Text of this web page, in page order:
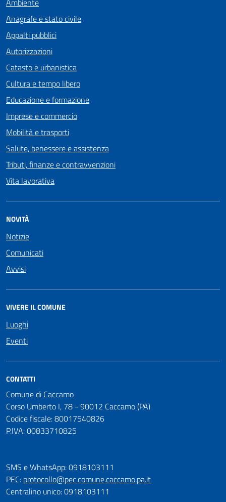
Ambiente
Anagrafe e stato civile
Appalti pubblici
Autorizzazioni
Catasto e urbanistica
Cultura e tempo libero
Educazione e formazione
Imprese e commercio
Mobilità e trasporti
Salute, benessere e assistenza
Tributi, finanze e contravvenzioni
Vita lavorativa
NOVITÀ
Notizie
Comunicati
Avvisi
VIVERE IL COMUNE
Luoghi
Eventi
CONTATTI
Comune di Caccamo
Corso Umberto I, 78 - 90012 Caccamo (PA)
Codice fiscale: 80017540826
P.IVA: 00833710825
SMS e WhatsApp: 0918103111
PEC: protocollo@pec.comune.caccamo.pa.it
Centralino unico: 0918103111